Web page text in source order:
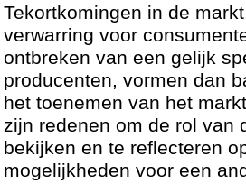
Tekortkomingen in de
verwarring voor
ontbreken van een gelijk
producenten, vormen dan
het toenemen van het
zijn redenen om de rol van
bekijken en te reflecteren
mogelijkheden voor een